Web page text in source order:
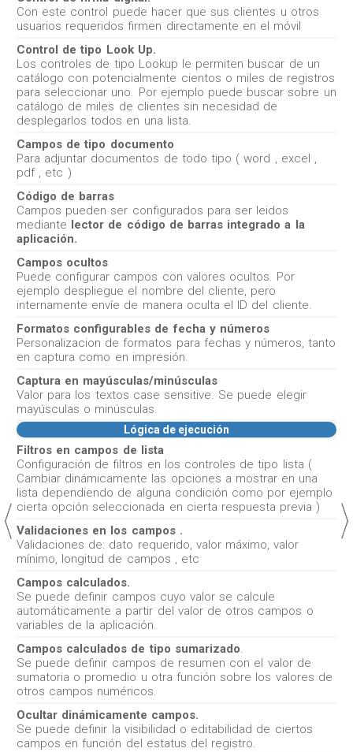
Con este control puede hacer que sus clientes u otros
usuarios requeridos firmen directamente en el móvil
Control de tipo Look Up.
Los controles de tipo Lookup le permiten buscar de un
catálogo con potencialmente cientos o miles de registros
para seleccionar uno. Por ejemplo puede buscar sobre un
catálogo de miles de clientes sin necesidad de
desplegarlos todos en una lista.
Campos de tipo documento
Para adjuntar documentos de todo tipo ( word , excel ,
pdf , etc )
Código de barras
Campos pueden ser configurados para ser leidos
mediante lector de código de barras integrado a la
aplicación.
Campos ocultos
Puede configurar campos con valores ocultos. Por
ejemplo despliegue el nombre del cliente, pero
internamente envíe de manera oculta el ID del cliente.
Formatos configurables de fecha y números
Personalizacion de formatos para fechas y números, tanto
en captura como en impresión.
Captura en mayúsculas/minúsculas
Valor para los textos case sensitive. Se puede elegir
mayúsculas o minúsculas.
Lógica de ejecución
Filtros en campos de lista
Configuración de filtros en los controles de tipo lista (
Cambiar dinámicamente las opciones a mostrar en una
lista dependiendo de alguna condición como por ejemplo
cierta opción seleccionada en cierta respuesta previa )
Validaciones en los campos .
Validaciones de: dato requerido, valor máximo, valor
mínimo, longitud de campos , etc
Campos calculados.
Se puede definir campos cuyo valor se calcule
automáticamente a partir del valor de otros campos o
variables de la aplicación.
Campos calculados de tipo sumarizado.
Se puede definir campos de resumen con el valor de
sumatoria o promedio u otra función sobre los valores de
otros campos numéricos.
Ocultar dinámicamente campos.
Se puede definir la visibilidad o editabilidad de ciertos
campos en función del estatus del registro.